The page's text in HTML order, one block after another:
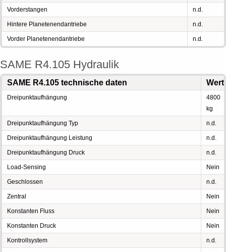
Vorderstangen n.d.
Hintere Planetenendantriebe n.d.
Vorder Planetenendantriebe n.d.
SAME R4.105 Hydraulik
SAME R4.105 technische daten Wert
Dreipunktaufhängung
4800
kg
Dreipunktaufhängung Typ n.d.
Dreipunktaufhängung Leistung n.d.
Dreipunktaufhängung Druck n.d.
Load-Sensing Nein
Geschlossen n.d.
Zentral Nein
Konstanten Fluss Nein
Konstanten Druck Nein
Kontrollsystem n.d.